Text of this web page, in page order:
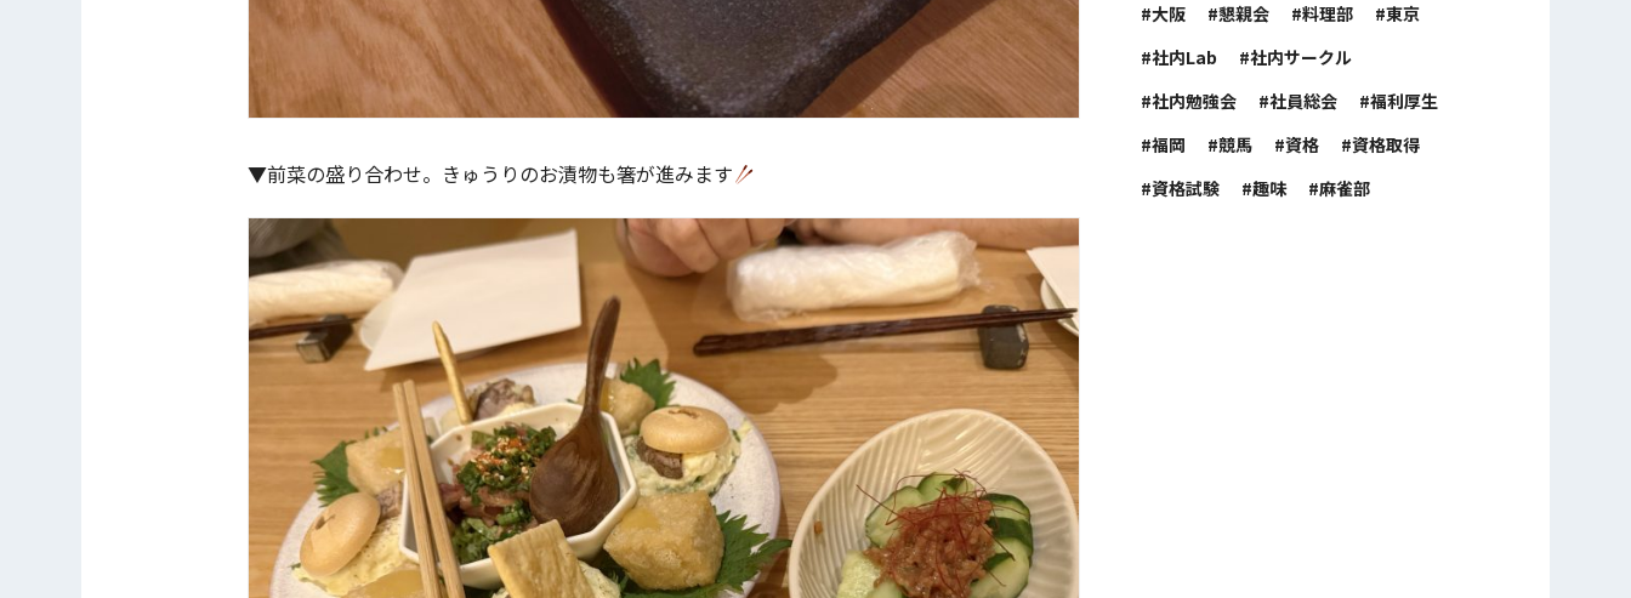
▼前菜の盛り合わせ。きゅうりのお漬物も箸が進みます
大阪
懇親会 料理部
東京
社内Lab
社内サークル
社内勉強会
社員総会
福利厚生
福岡
競馬 資格
資格取得
資格試験
趣味 麻雀部